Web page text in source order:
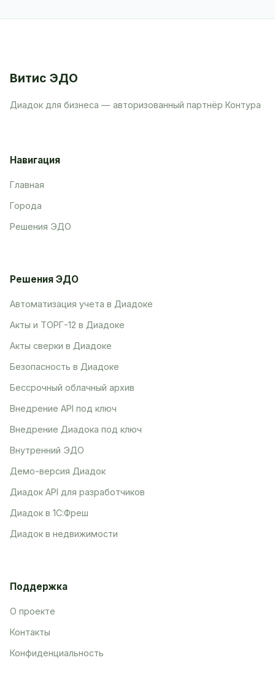
Витис ЭДО
Диадок для бизнеса — авторизованный партнёр Контура
Навигация
Главная
Города
Решения ЭДО
Решения ЭДО
Автоматизация учета в Диадоке
Акты и ТОРГ-12 в Диадоке
Акты сверки в Диадоке
Безопасность в Диадоке
Бессрочный облачный архив
Внедрение API под ключ
Внедрение Диадока под ключ
Внутренний ЭДО
Демо-версия Диадок
Диадок API для разработчиков
Диадок в 1С:Фреш
Диадок в недвижимости
Поддержка
О проекте
Контакты
Конфиденциальность